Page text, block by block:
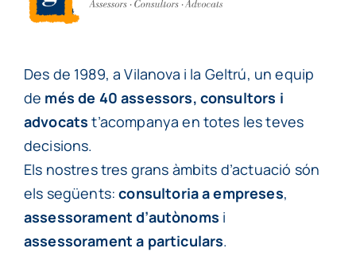
Des de 1989, a Vilanova i la Geltrú, un equip
de més de 40 assessors, consultors i
advocats t’acompanya en totes les teves
decisions.
Els nostres tres grans àmbits d’actuació són
els següents:consultoria a empreses,
assessorament d’autònoms i
assessorament a particulars.